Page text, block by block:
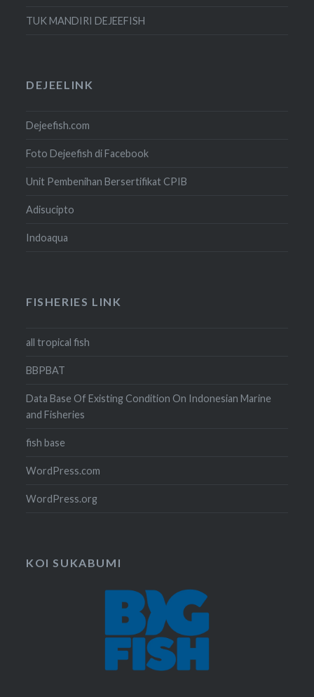
TUK MANDIRI DEJEEFISH
DEJEELINK
Dejeefish.com
Foto Dejeefish di Facebook
Unit Pembenihan Bersertifikat CPIB
Adisucipto
Indoaqua
FISHERIES LINK
all tropical fish
BBPBAT
Data Base Of Existing Condition On Indonesian Marine
and Fisheries
fish base
WordPress.com
WordPress.org
KOI SUKABUMI